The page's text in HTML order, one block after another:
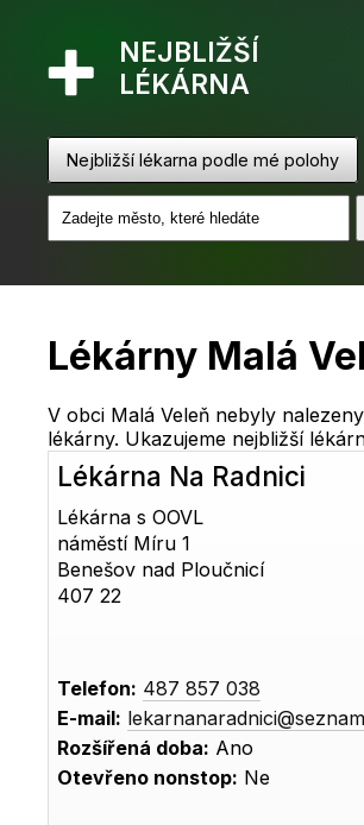
NEJBLIŽŠÍ
LÉKÁRNA
Nejbližší lékarna podle mé polohy
Lékárny Malá
V obci Malá Veleň nebyly
lékárny. Ukazujeme nejbližší
Lékárna Na Radnici
Lékárna s OOVL
náměstí Míru 1
Benešov nad Ploučnicí
407 22
Telefon: 487 857 038
E-mail:
Rozšířená doba: Ano
Otevřeno nonstop: Ne